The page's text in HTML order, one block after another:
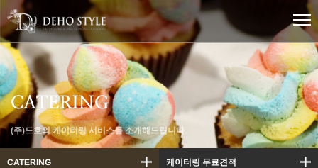
CATERING
(주)드호의 케이터링 서비스를 소개해드립니다
CATERING 케이터링 무료견적